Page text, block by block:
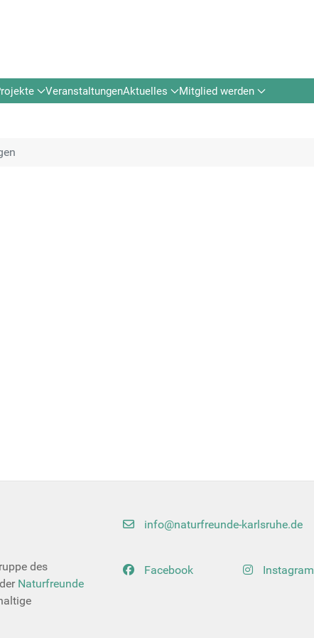
VeranstaltungenAktuelles Mitglied werden
des
Naturfreunde
info@naturfreunde-karlsruhe.de
Facebook Instagram